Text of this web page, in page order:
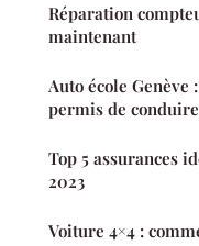
Réparation
maintenant
Auto école
permis de conduire
Top 5 assurances
2023
Voiture 4×4 :